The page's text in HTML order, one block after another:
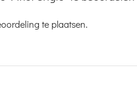
te plaatsen.